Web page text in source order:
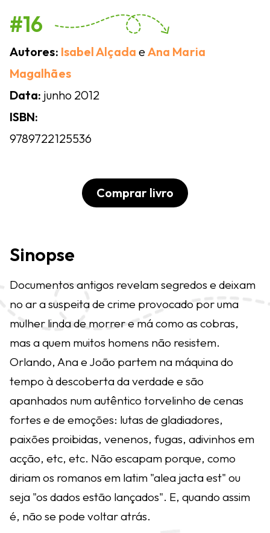
#16
Autores: Isabel Alçada eAna Maria
Magalhães
Data: junho 2012
ISBN:
9789722125536
Comprar livro
Sinopse
Documentos antigos revelam segredos e deixam
no ar a suspeita de crime provocado por uma
mulher linda de morrer e má como as cobras,
mas a quem muitos homens não resistem.
Orlando, Ana e João partem na máquina do
tempo à descoberta da verdade e são
apanhados num autêntico torvelinho de cenas
fortes e de emoções: lutas de gladiadores,
paixões proibidas, venenos, fugas, adivinhos em
acção, etc, etc. Não escapam porque, como
diriam os romanos em latim "alea jacta est" ou
seja "os dados estão lançados". E, quando assim
é, não se pode voltar atrás.